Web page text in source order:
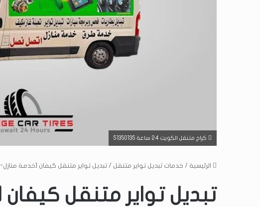
كراج متنقل الكويت 24 ساعة 51350135
الرئيسية / خدمات تبديل تواير متنقل / تبديل تواير متنقل كيفان [خدمة منازل-24 ساعة] 51350135